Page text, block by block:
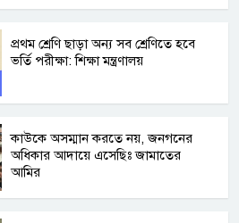
প্রথম শ্রেণি ছাড়া অন্য সব শ্রেণিতে হবে
ভর্তি পরীক্ষা: শিক্ষা মন্ত্রণালয়
কাউকে অসম্মান করতে নয়, জনগনের
অধিকার আদায়ে এসেছিঃ জামাতের
আমির